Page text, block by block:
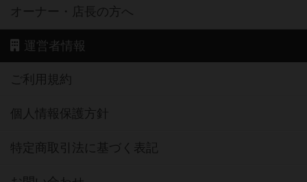
オーナー・店長の方へ
運営者情報
ご利用規約
個人情報保護方針
特定商取引法に基づく表記